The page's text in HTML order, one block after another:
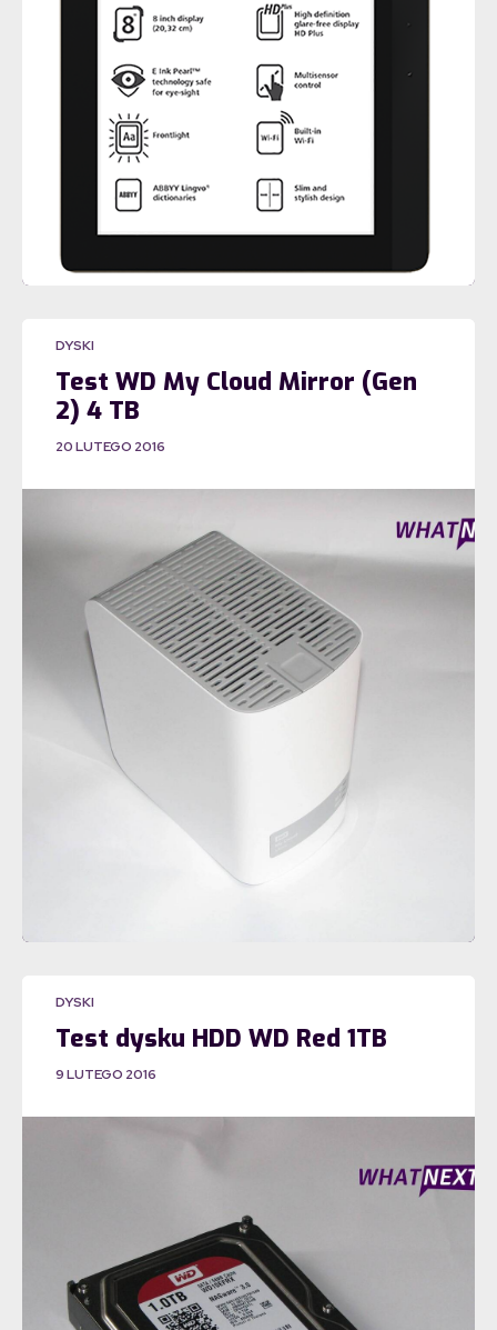
DYSKI
Test WD My Cloud Mirror (Gen
2) 4 TB
20 LUTEGO 2016
DYSKI
Test dysku HDD WD Red 1TB
9 LUTEGO 2016